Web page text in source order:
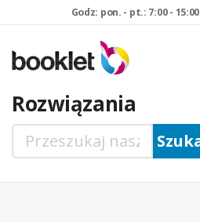
Godz: pon. - pt.: 7:00 - 15:00
Rozwiązania